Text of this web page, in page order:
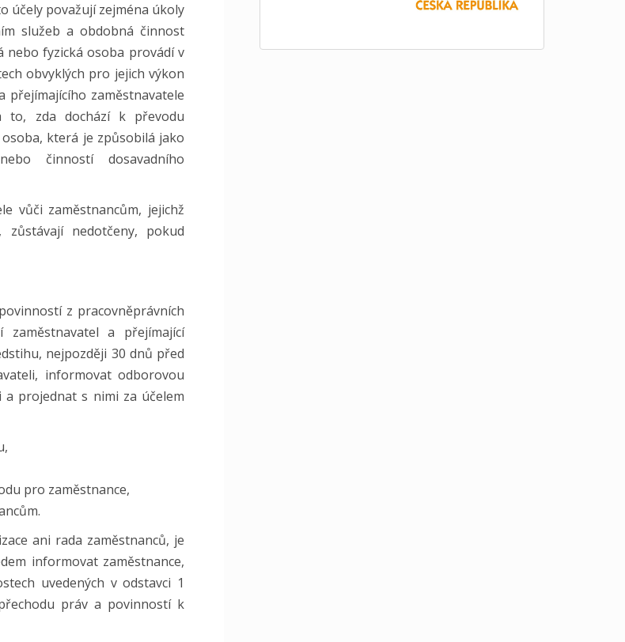
účely považují zejména úkoly
služeb a obdobná činnost
nebo fyzická osoba provádí v
obvyklých pro jejich výkon
přejímajícího zaměstnavatele
zda dochází k převodu
která je způsobilá jako
činností dosavadního
vůči zaměstnancům, jejichž
nedotčeny, pokud
z pracovněprávních
a přejímající
nejpozději 30 dnů před
informovat odborovou
projednat s nimi za účelem
pro zaměstnance,
ani rada zaměstnanců, je
informovat zaměstnance,
uvedených v odstavci 1
práv a povinností k